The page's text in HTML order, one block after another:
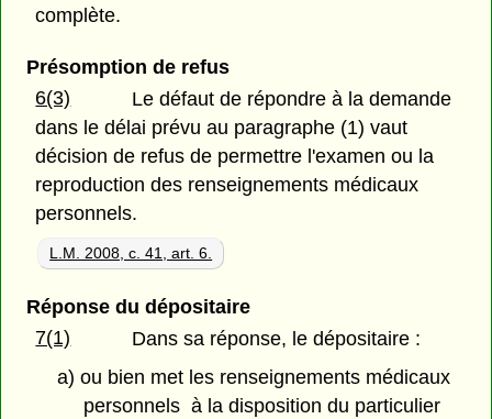
complète.
Présomption de refus
6(3)
Le défaut de répondre à la demande
dans le délai prévu au paragraphe (1) vaut
décision de refus de permettre l'examen ou la
reproduction des renseignements médicaux
personnels.
L.M. 2008, c. 41, art. 6.
Réponse du dépositaire
7(1)
Dans sa réponse, le dépositaire :
a) ou bien met les renseignements médicaux
personnels à la disposition du particulier